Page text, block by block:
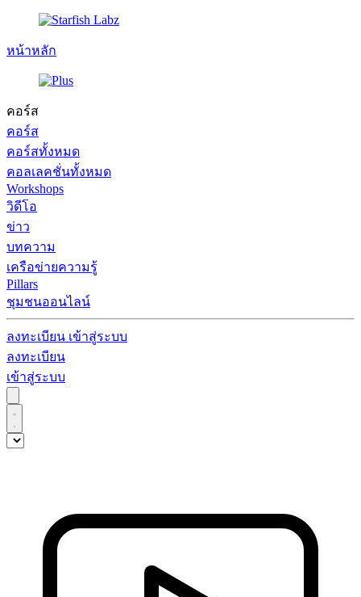
หน้าหลัก
คอร์ส
คอร์ส
คอร์สทั้งหมด
คอลเลคชั่นทั้งหมด
Workshops
วิดีโอ
ข่าว
บทความ
เครือข่ายความรู้
Pillars
ชุมชนออนไลน์
ลงทะเบียน เข้าสู่ระบบ
ลงทะเบียน
เข้าสู่ระบบ